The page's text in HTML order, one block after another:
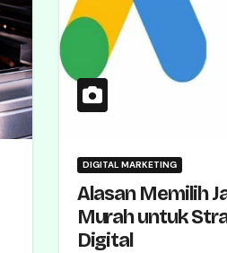
DIGITAL MARKETING
Alasan Memilih
Murah untuk
Digital